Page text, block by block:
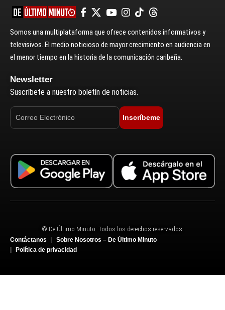
Somos una multiplataforma que ofrece contenidos informativos y
televisivos. El medio noticioso de mayor crecimiento en audiencia en
el menor tiempo en la historia de la comunicación caribeña.
Newsletter
Suscríbete a nuestro boletín de noticias.
Inscríbeme
© De Último Minuto. Todos los derechos reservados.
Contáctanos
Sobre Nosotros – De Último Minuto
Política de privacidad